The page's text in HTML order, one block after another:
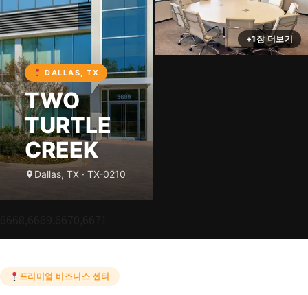
DALLAS, TX
TWO
TURTLE
CREEK
Dallas, TX · TX-0210
+1장 더보기
프리미엄 비즈니스 센터